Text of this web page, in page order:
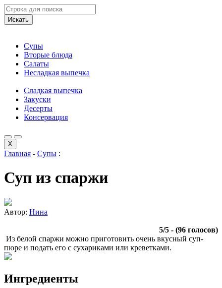
Искать
Супы
Вторые блюда
Салаты
Несладкая выпечка
Сладкая выпечка
Закуски
Десерты
Консервация
X
Главная - Супы :
Суп из спаржи
Автор: Нина
5/5 - (96 голосов)
Из белой спаржи можно приготовить очень вкусный суп-
пюре и подать его с сухариками или креветками.
Ингредиенты